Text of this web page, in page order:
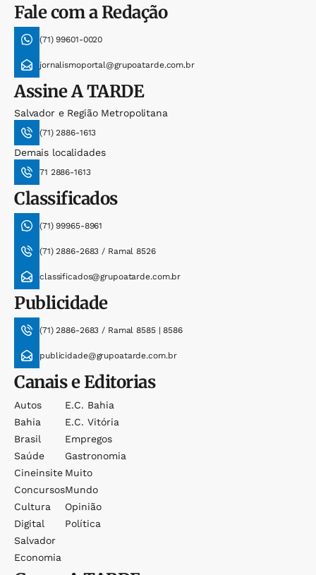
Fale com a Redação
(71) 99601-0020
jornalismoportal@grupoatarde.com.br
AssineA TARDE
Salvador e Região Metropolitana
(71) 2886-1613
Demais localidades
71 2886-1613
Classificados
(71) 99965-8961
(71) 2886-2683 / Ramal 8526
classificados@grupoatarde.com.br
Publicidade
(71) 2886-2683 / Ramal 8585 | 8586
publicidade@grupoatarde.com.br
Canais e Editorias
Autos
Bahia
Brasil
Saúde
Cineinsite
Concursos
Cultura
Digital
Salvador
Economia
E.c. Bahia
E.c. Vitória
Empregos
Gastronomia
Muito
Mundo
Opinião
Política